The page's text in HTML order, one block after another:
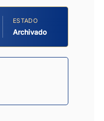
ESTADO
Archivado